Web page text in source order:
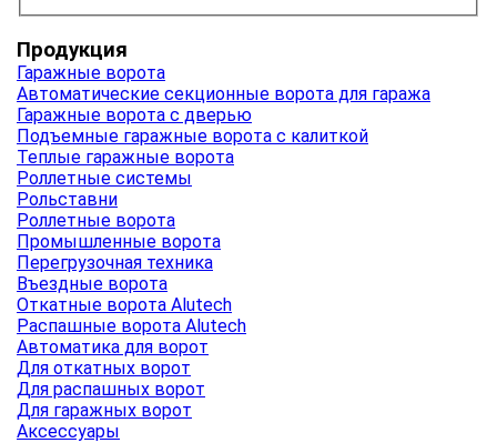
Продукция
Гаражные ворота
Автоматические секционные ворота для гаража
Гаражные ворота с дверью
Подъемные гаражные ворота с калиткой
Теплые гаражные ворота
Роллетные системы
Рольставни
Роллетные ворота
Промышленные ворота
Перегрузочная техника
Въездные ворота
Откатные ворота Alutech
Распашные ворота Alutech
Автоматика для ворот
Для откатных ворот
Для распашных ворот
Для гаражных ворот
Аксессуары